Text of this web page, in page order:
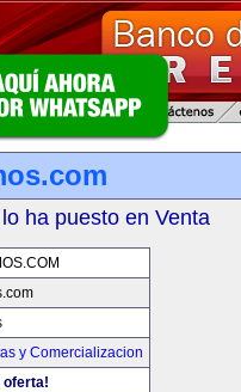
ha puesto en Venta
y Comercializacion
oferta!